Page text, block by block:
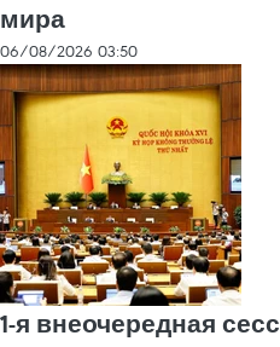
мира
06/08/2026 03:50
1-я внеочередная